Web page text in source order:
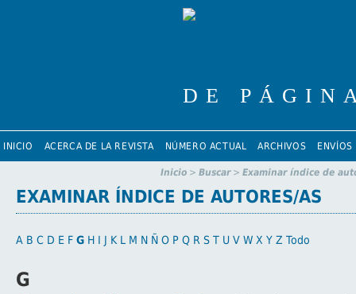
INICIO ACERCA DE LA REVISTA NÚMERO ACTUAL ARCHIVOS ENVÍOS
Inicio >Buscar>Examinar índice de
EXAMINAR ÍNDICE DE AUTORES/AS
A B C D E F G H I J K L M N Ñ O P Q R S T U V W X Y Z Todo
G